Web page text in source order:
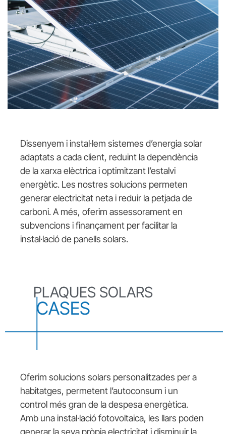
Dissenyem i instal·lem sistemes d’energia solar
adaptats a cada client, reduint la dependència
de la xarxa elèctrica i optimitzant l’estalvi
energètic. Les nostres solucions permeten
generar electricitat neta i reduir la petjada de
carboni. A més, oferim assessorament en
subvencions i finançament per facilitar la
instal·lació de panells solars.
PLAQUES SOLARS
CASES
Oferim solucions solars personalitzades per a
habitatges, permetent l’autoconsum i un
control més gran de la despesa energètica.
Amb una instal·lació fotovoltaica, les llars poden
generar la seva pròpia electricitat i disminuir la